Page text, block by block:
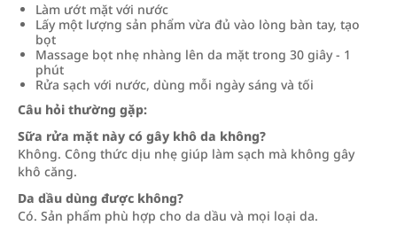
Làm ướt mặt với nước
Lấy một lượng sản phẩm vừa đủ vào lòng bàn tay, tạo
bọt
Massage bọt nhẹ nhàng lên da mặt trong 30 giây - 1
phút
Rửa sạch với nước, dùng mỗi ngày sáng và tối
Câu hỏi thường gặp:
Sữa rửa mặt này có gây khô da không?
Không. Công thức dịu nhẹ giúp làm sạch mà không gây
khô căng.
Da dầu dùng được không?
Có. Sản phẩm phù hợp cho da dầu và mọi loại da.